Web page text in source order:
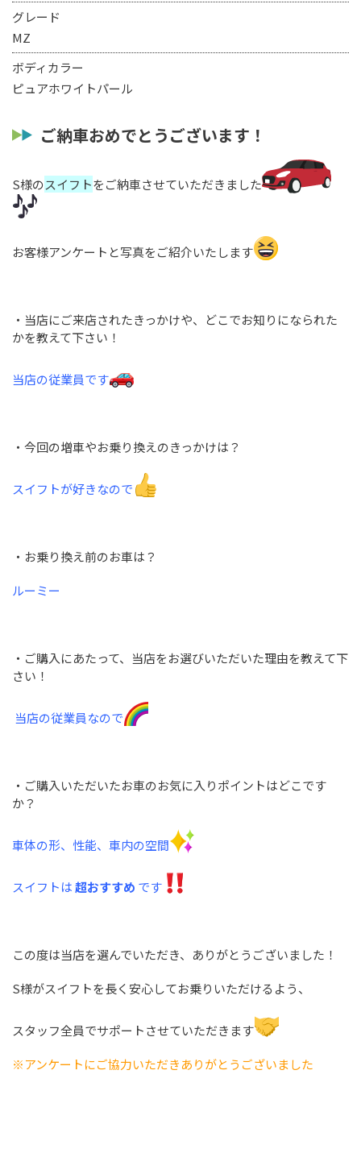
グレード
MZ
ボディカラー
ピュアホワイトパール
ご納車おめでとうございます！
S様のスイフトをご納車させていただきました
お客様アンケートと写真をご紹介いたします
・当店にご来店されたきっかけや、どこでお知りになられた
かを教えて下さい！
当店の従業員です
・今回の増車やお乗り換えのきっかけは？
スイフトが好きなので
・お乗り換え前のお車は？
ルーミー
・ご購入にあたって、当店をお選びいただいた理由を教えて下
さい！
当店の従業員なので
・ご購入いただいたお車のお気に入りポイントはどこです
か？
車体の形、性能、車内の空間
スイフトは超おすすめ です
この度は当店を選んでいただき、ありがとうございました！
S様がスイフトを長く安心してお乗りいただけるよう、
スタッフ全員でサポートさせていただきます
※アンケートにご協力いただきありがとうございました